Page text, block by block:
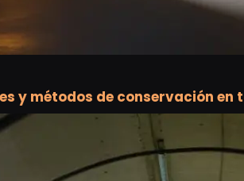
y métodos de conservación en